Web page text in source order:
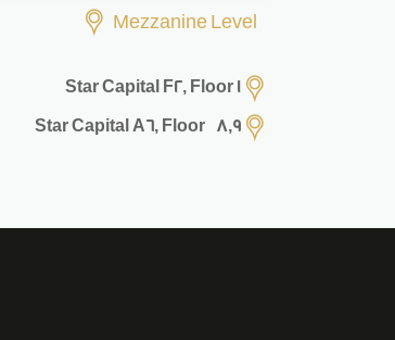
Mezzanine Level
Star Capital F2, Floor 1
Star Capital A6, Floor 8,9